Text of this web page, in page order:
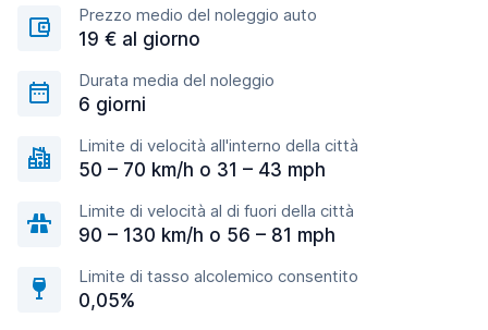
Prezzo medio del noleggio auto
19 € al giorno
Durata media del noleggio
6 giorni
Limite di velocità all'interno della città
50 – 70 km/h o 31 – 43 mph
Limite di velocità al di fuori della città
90 – 130 km/h o 56 – 81 mph
Limite di tasso alcolemico consentito
0,05%